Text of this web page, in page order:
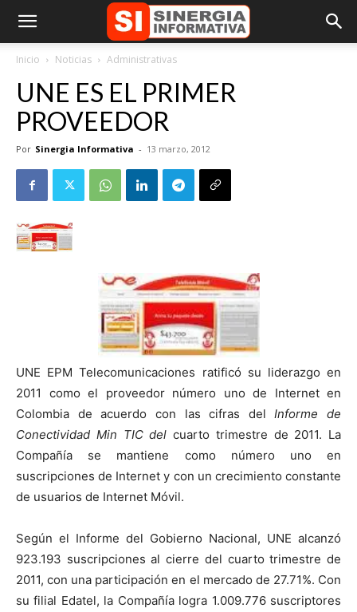
Inicio Noticias Administrativas
UNE ES EL PRIMER
PROVEEDOR
Por Sinergia Informativa - 13 marzo, 2012
UNE EPM Telecomunicaciones ratificó su liderazgo en
2011 como el proveedor número uno de Internet en
Colombia de acuerdo con las cifras delInforme de
Conectividad Min TIC del cuarto trimestre de 2011. La
Compañía se mantiene como número uno en
suscripciones de Internet y con un crecimiento constante
de usuarios de Internet Móvil.
Según el Informe del Gobierno Nacional, UNE alcanzó
923.193 suscripciones al cierre del cuarto trimestre de
2011, con una participación en el mercado de 27.71%. Con
su filial Edatel, la Compañía logra 1.009.776 suscriptores